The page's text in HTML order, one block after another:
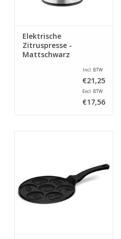
Elektrische
Zitruspresse -
Mattschwarz
Incl. BTW
€21,25
Excl. BTW
€17,56